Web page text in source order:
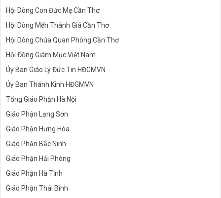
Hội Dòng Con Đức Mẹ Cần Thơ
Hội Dòng Mến Thánh Giá Cần Thơ
Hội Dòng Chúa Quan Phòng Cần Thơ
Hội Đồng Giám Mục Việt Nam
Ủy Ban Giáo Lý Đức Tin HĐGMVN
Ủy Ban Thánh Kinh HĐGMVN
Tổng Giáo Phận Hà Nội
Giáo Phận Lạng Sơn
Giáo Phận Hưng Hóa
Giáo Phận Bắc Ninh
Giáo Phận Hải Phòng
Giáo Phận Hà Tĩnh
Giáo Phận Thái Bình